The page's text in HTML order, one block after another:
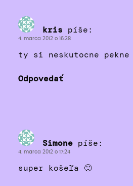
kris píše:
4. marca 2012 o 16:38
ty si neskutocne
Odpovedať
Simone píše:
4. marca 2012 o 17:24
super košeľa 🙂